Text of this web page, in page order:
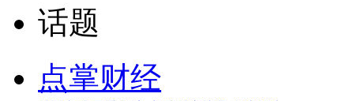
话题
点掌财经